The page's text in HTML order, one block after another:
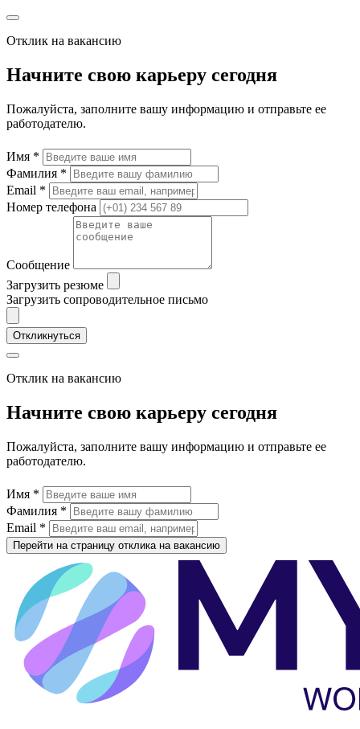
Отклик на вакансию
Начните свою карьеру сегодня
Пожалуйста, заполните вашу информацию и отправьте ее
работодателю.
Имя *
Фамилия *
Email *
Номер телефона
Сообщение
Загрузить резюме
Загрузить сопроводительное письмо
Откликнуться
Отклик на вакансию
Начните свою карьеру сегодня
Пожалуйста, заполните вашу информацию и отправьте ее
работодателю.
Имя *
Фамилия *
Email *
Перейти на страницу отклика на вакансию